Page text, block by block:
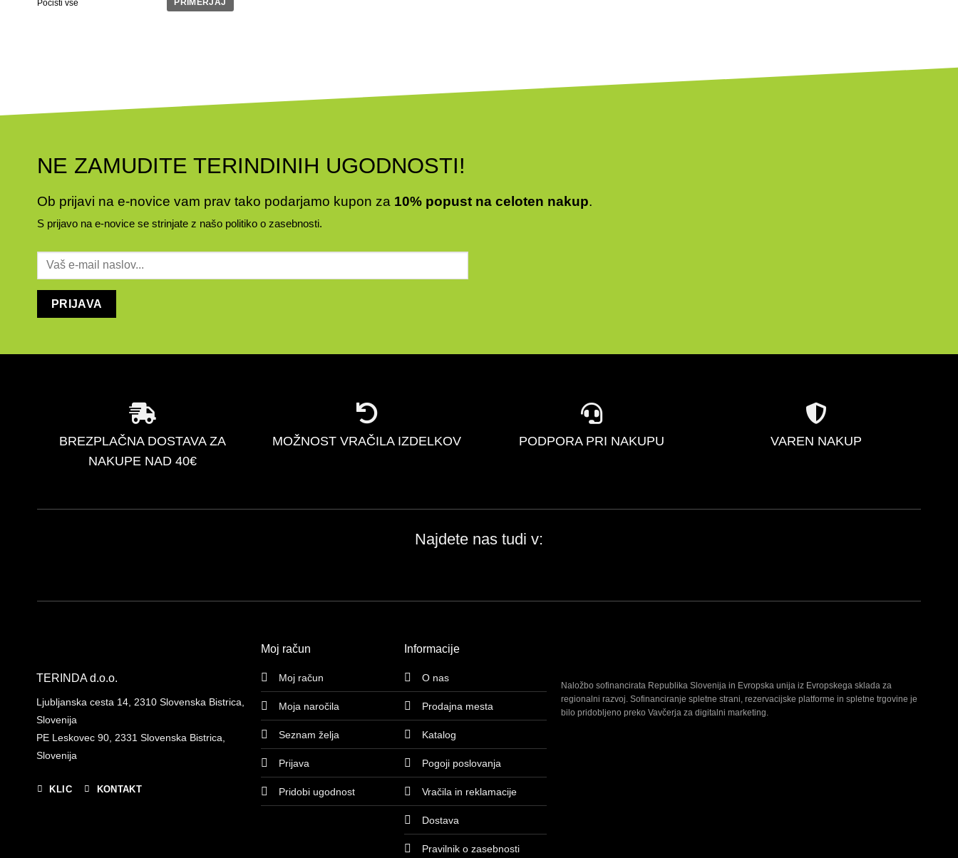
Počisti vse PRIMERJAJ
NE ZAMUDITE TERINDINIH UGODNOSTI!
Ob prijavi na e-novice vam prav tako podarjamo kupon za 10% popust na celoten nakup.
S prijavo na e-novice se strinjate z našo politiko o zasebnosti.
BREZPLAČNA DOSTAVA ZA
NAKUPE NAD 40€
MOŽNOST VRAČILA IZDELKOV PODPORA PRI NAKUPU VAREN NAKUP
Najdete nas tudi v:
TERINDA d.o.o.
Ljubljanska cesta 14, 2310 Slovenska Bistrica,
Slovenija
PE Leskovec 90, 2331 Slovenska Bistrica,
Slovenija
KLIC KONTAKT
Moj račun
Moj račun
Moja naročila
Seznam želja
Prijava
Pridobi ugodnost
Informacije
O nas
Prodajna mesta
Katalog
Pogoji poslovanja
Vračila in reklamacije
Dostava
Pravilnik o zasebnosti
Naložbo sofinancirata Republika Slovenija in Evropska unija iz Evropskega sklada za
regionalni razvoj. Sofinanciranje spletne strani, rezervacijske platforme in spletne trgovine je
bilo pridobljeno preko Vavčerja za digitalni marketing.